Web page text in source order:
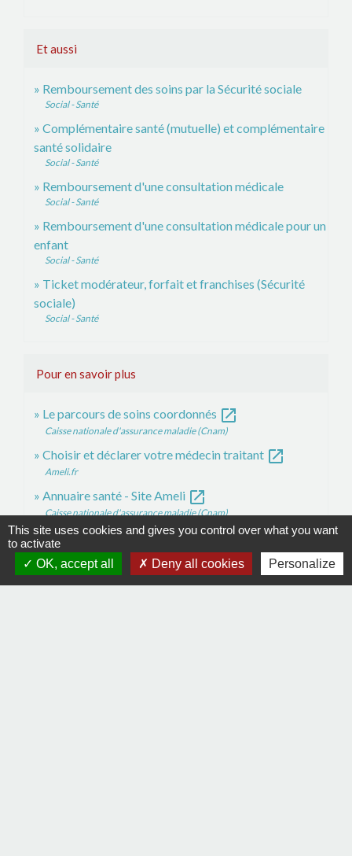
Et aussi
Remboursement des soins par la Sécurité sociale
Social - Santé
Complémentaire santé (mutuelle) et complémentaire
santé solidaire
Social - Santé
Remboursement d'une consultation médicale
Social - Santé
Remboursement d'une consultation médicale pour un
enfant
Social - Santé
Ticket modérateur, forfait et franchises (Sécurité
sociale)
Social - Santé
Pour en savoir plus
Le parcours de soins coordonnés open_in_new
Caisse nationale d'assurance maladie (Cnam)
Choisir et déclarer votre médecin traitant open_in_new
Ameli.fr
Annuaire santé - Site Ameli open_in_new
Caisse nationale d'assurance maladie (Cnam)
Signaler une erreur sur cette page
This site uses cookies and gives you control over what you want
to activate
OK, accept all
Deny all cookies Personalize